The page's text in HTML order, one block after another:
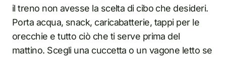
il treno non avesse la scelta di cibo che desideri.
Porta acqua, snack, caricabatterie, tappi per le
orecchie e tutto ciò che ti serve prima del
mattino. Scegli una cuccetta o un vagone letto se